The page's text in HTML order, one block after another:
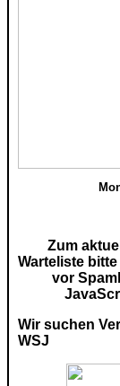
Zum
Warteliste
vor
Wir suchen
WSJ